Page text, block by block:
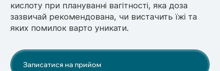
кислоту при плануванні вагітності, яка доза
зазвичай рекомендована, чи вистачить їжі та
яких помилок варто уникати.
Записатися на прийом